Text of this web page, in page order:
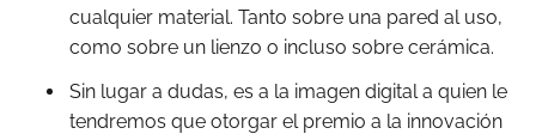
cualquier material. Tanto sobre una pared al uso,
como sobre un lienzo o incluso sobre cerámica.
Sin lugar a dudas, es a la imagen digital a quien le
tendremos que otorgar el premio a la innovación